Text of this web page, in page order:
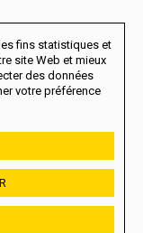
fins statistiques et
site Web et mieux
des données
votre préférence